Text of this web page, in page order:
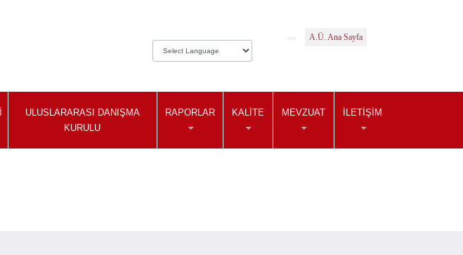
A.Ü. Ana Sayfa
ULUSLARARASI DANIŞMA
KURULU
RAPORLAR KALITE MEVZUAT İLETIŞIM